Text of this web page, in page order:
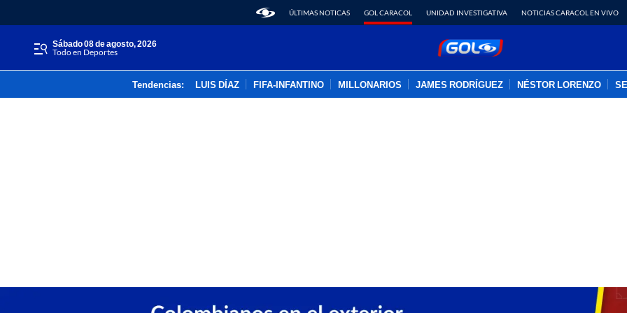
ÚLTIMAS NOTICAS GOL CARACOL UNIDAD INVESTIGATIVA NOTICIAS CARACOL EN VIVO
sábado 08 de agosto, 2026
Todo en Deportes
Tendencias: LUIS DÍAZ FIFA-INFANTINO MILLONARIOS JAMES RODRÍGUEZ NÉSTOR LORENZO